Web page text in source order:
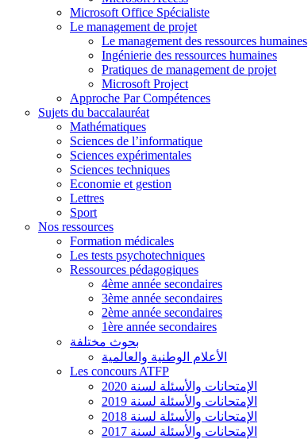
Microsoft Office Spécialiste
Le management de projet
Le management des ressources humaines
Ingénierie des ressources humaines
Pratiques de management de projet
Microsoft Project
Approche Par Compétences
Sujets du baccalauréat
Mathématiques
Sciences de l’informatique
Sciences expérimentales
Sciences techniques
Economie et gestion
Lettres
Sport
Nos ressources
Formation médicales
Les tests psychotechniques
Ressources pédagogiques
4ème année secondaires
3ème année secondaires
2ème année secondaires
1ère année secondaires
بحوث مختلفة
الأعلام الوطنية والعالمية
Les concours ATFP
الإمتحانات والأسئلة لسنة 2020
الإمتحانات والأسئلة لسنة 2019
الإمتحانات والأسئلة لسنة 2018
الإمتحانات والأسئلة لسنة 2017